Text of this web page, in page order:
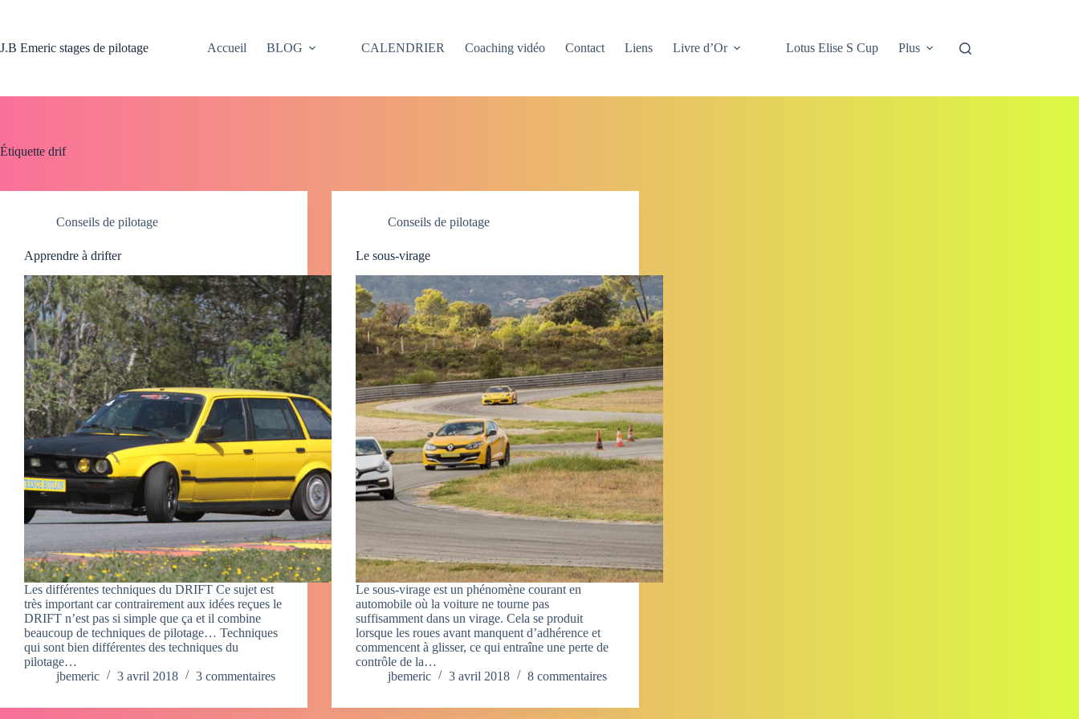
J.B Emeric stages de pilotage
Accueil BLOG CALENDRIER Coaching vidéo Contact Liens Livre d’Or Lotus Elise S Cup Plus
Étiquette drif
Conseils de pilotage
Apprendre à drifter
Les différentes techniques du DRIFT Ce sujet est
très important car contrairement aux idées reçues le
DRIFT n’est pas si simple que ça et il combine
beaucoup de techniques de pilotage… Techniques
qui sont bien différentes des techniques du
pilotage…
jbemeric
3 avril 2018 3 commentaires
Conseils de pilotage
Le sous-virage
Le sous-virage est un phénomène courant en
automobile où la voiture ne tourne pas
suffisamment dans un virage. Cela se produit
lorsque les roues avant manquent d’adhérence et
commencent à glisser, ce qui entraîne une perte de
contrôle de la…
jbemeric
3 avril 2018 8 commentaires